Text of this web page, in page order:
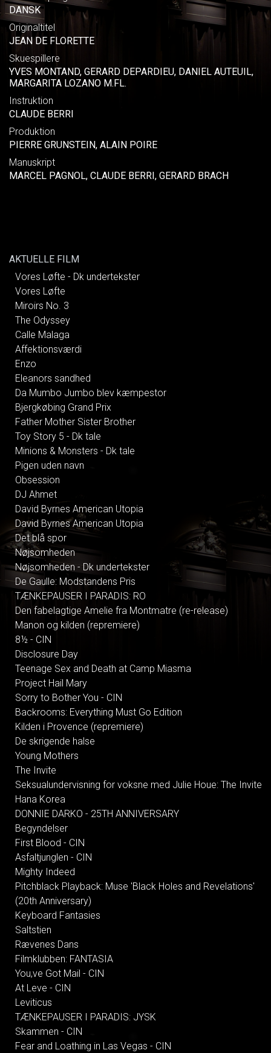
DANSK
Originaltitel
JEAN DE FLORETTE
Skuespillere
YVES MONTAND, GERARD DEPARDIEU, DANIEL AUTEUIL,
MARGARITA LOZANO M.FL.
Instruktion
CLAUDE BERRI
Produktion
PIERRE GRUNSTEIN, ALAIN POIRE
Manuskript
MARCEL PAGNOL, CLAUDE BERRI, GERARD BRACH
AKTUELLE FILM
Vores Løfte - Dk undertekster
Vores Løfte
Miroirs No. 3
The Odyssey
Calle Malaga
Affektionsværdi
Enzo
Eleanors sandhed
Da Mumbo Jumbo blev kæmpestor
Bjergkøbing Grand Prix
Father Mother Sister Brother
Toy Story 5 - Dk tale
Minions & Monsters - Dk tale
Pigen uden navn
Obsession
DJ Ahmet
David Byrnes American Utopia
David Byrnes American Utopia
Det blå spor
Nøjsomheden
Nøjsomheden - Dk undertekster
De Gaulle: Modstandens Pris
TÆNKEPAUSER I PARADIS: RO
Den fabelagtige Amelie fra Montmatre (re-release)
Manon og kilden (repremiere)
8½ - CIN
Disclosure Day
Teenage Sex and Death at Camp Miasma
Project Hail Mary
Sorry to Bother You - CIN
Backrooms: Everything Must Go Edition
Kilden i Provence (repremiere)
De skrigende halse
Young Mothers
The Invite
Seksualundervisning for voksne med Julie Houe: The Invite
Hana Korea
DONNIE DARKO - 25TH ANNIVERSARY
Begyndelser
First Blood - CIN
Asfaltjunglen - CIN
Mighty Indeed
Pitchblack Playback: Muse 'Black Holes and Revelations'
(20th Anniversary)
Keyboard Fantasies
Saltstien
Rævenes Dans
Filmklubben: FANTASIA
You,ve Got Mail - CIN
At Leve - CIN
Leviticus
TÆNKEPAUSER I PARADIS: JYSK
Skammen - CIN
Fear and Loathing in Las Vegas - CIN